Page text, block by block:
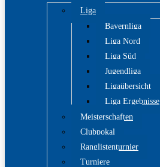
Liga
Bayernliga
Liga Nord
Liga Süd
Jugendliga
Ligaübersicht
Liga Ergebnisse
Meisterschaften
Clubpokal
Ranglistenturnier
Turniere